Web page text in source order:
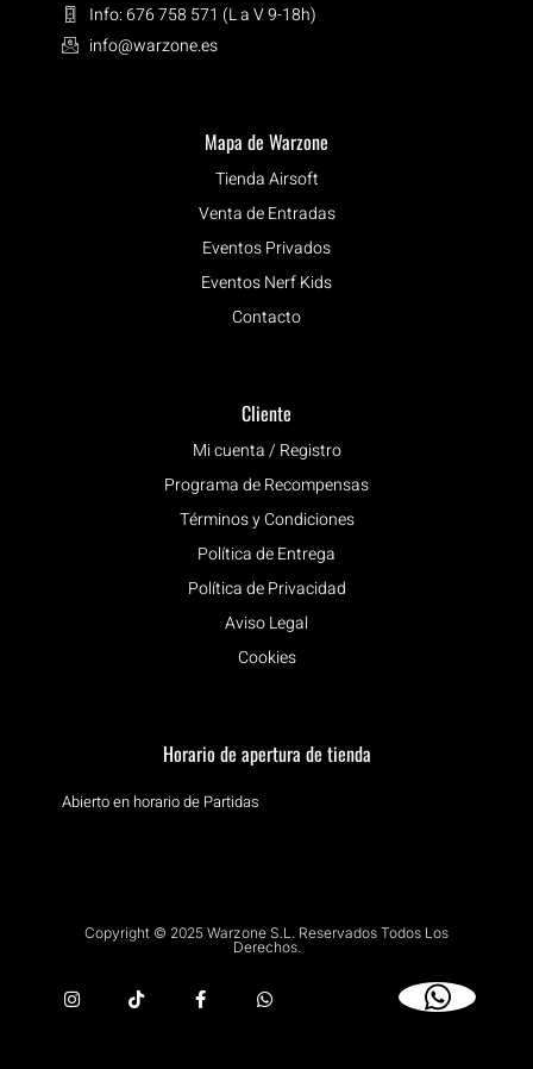
Info: 676 758 571 (L a V 9-18h)
info@warzone.es
Mapa de Warzone
Tienda Airsoft
Venta de Entradas
Eventos Privados
Eventos Nerf Kids
Contacto
Cliente
Mi cuenta / Registro
Programa de Recompensas
Términos y Condiciones
Política de Entrega
Política de Privacidad
Aviso Legal
Cookies
Horario de apertura de tienda
Abierto en horario de Partidas
Copyright © 2025 Warzone S.L. Reservados Todos Los
Derechos.